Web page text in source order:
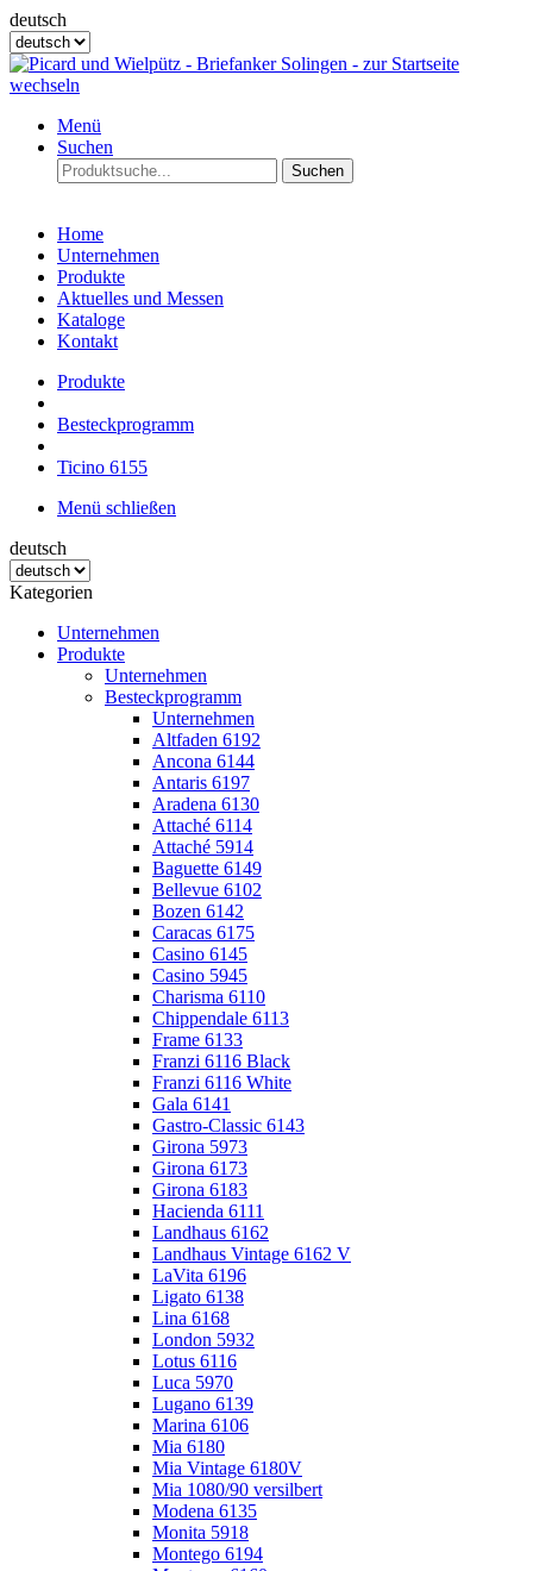
deutsch
Menü
Suchen
Suchen
Home
Unternehmen
Produkte
Aktuelles und Messen
Kataloge
Kontakt
Produkte
Besteckprogramm
Ticino 6155
Menü schließen
deutsch
Kategorien
Unternehmen
Produkte
Unternehmen
Besteckprogramm
Unternehmen
Altfaden 6192
Ancona 6144
Antaris 6197
Aradena 6130
Attaché 6114
Attaché 5914
Baguette 6149
Bellevue 6102
Bozen 6142
Caracas 6175
Casino 6145
Casino 5945
Charisma 6110
Chippendale 6113
Frame 6133
Franzi 6116 Black
Franzi 6116 White
Gala 6141
Gastro-Classic 6143
Girona 5973
Girona 6173
Girona 6183
Hacienda 6111
Landhaus 6162
Landhaus Vintage 6162 V
LaVita 6196
Ligato 6138
Lina 6168
London 5932
Lotus 6116
Luca 5970
Lugano 6139
Marina 6106
Mia 6180
Mia Vintage 6180V
Mia 1080/90 versilbert
Modena 6135
Monita 5918
Montego 6194